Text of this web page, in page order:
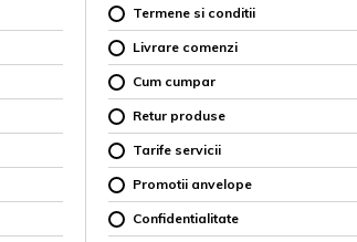
Termene si conditii
Livrare comenzi
Cum cumpar
Retur produse
Tarife servicii
Promotii anvelope
Confidentialitate